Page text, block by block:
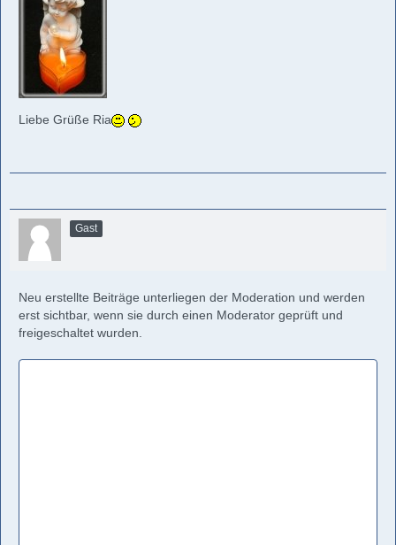
Liebe Grüße Ria
Gast
Neu erstellte Beiträge unterliegen der Moderation und werden
erst sichtbar, wenn sie durch einen Moderator geprüft und
freigeschaltet wurden.